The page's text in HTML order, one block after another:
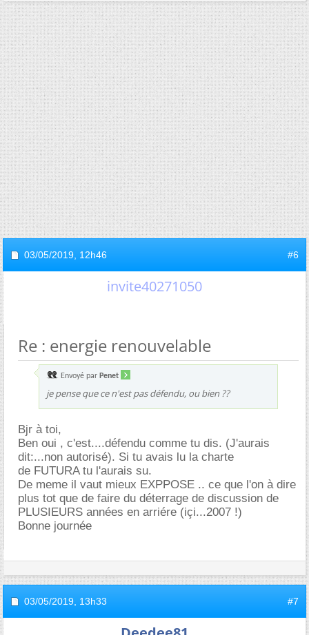
03/05/2019, 12h46 #6
invite40271050
Re : energie renouvelable
Envoyé par Penet
je pense que ce n'est pas défendu, ou bien ??
Bjr à toi,
Ben oui , c'est....défendu comme tu dis. (J'aurais
dit:...non autorisé). Si tu avais lu la charte
de FUTURA tu l'aurais su.
De meme il vaut mieux EXPPOSE .. ce que l'on à dire
plus tot que de faire du déterrage de discussion de
PLUSIEURS années en arriére (içi...2007 !)
Bonne journée
03/05/2019, 13h33 #7